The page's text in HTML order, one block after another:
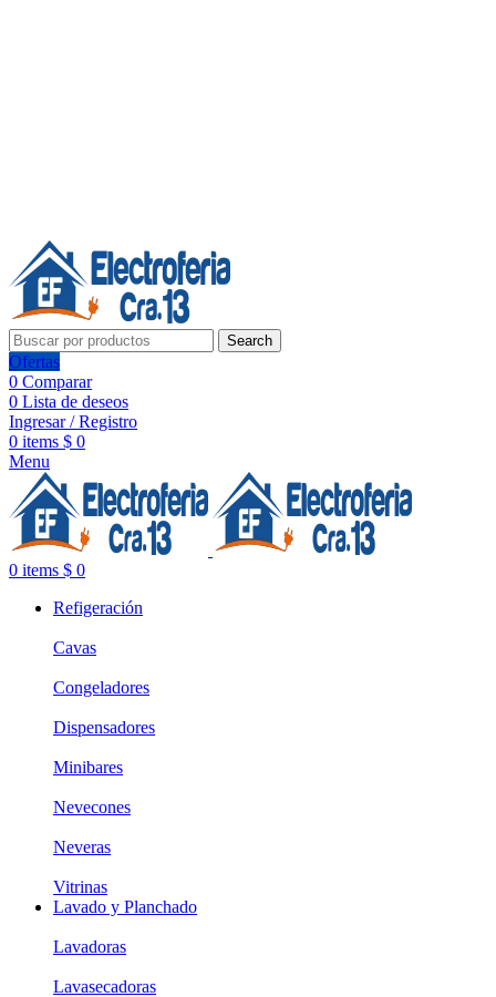
Search
Ofertas
0 Comparar
0 Lista de deseos
Ingresar / Registro
0 items $ 0
Menu
0 items $ 0
Refigeración
Cavas
Congeladores
Dispensadores
Minibares
Nevecones
Neveras
Vitrinas
Lavado y Planchado
Lavadoras
Lavasecadoras